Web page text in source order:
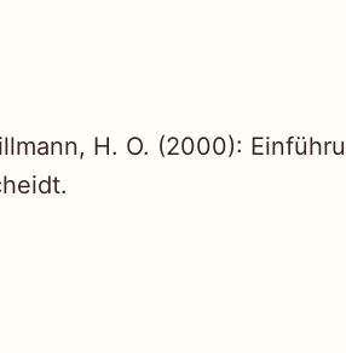
H. O. (2000):